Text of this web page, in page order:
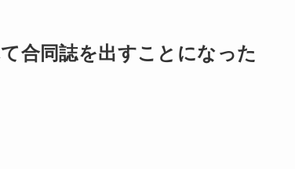
合同誌を出すことになった